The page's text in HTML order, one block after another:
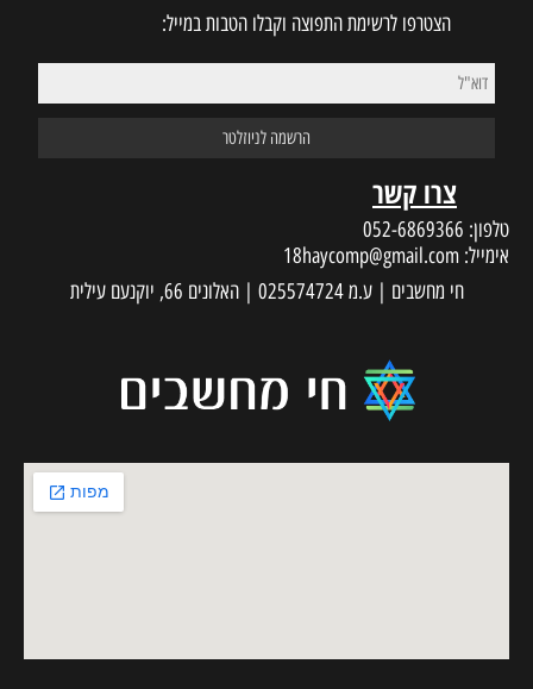
הצטרפו לרשימת התפוצה וקבלו הטבות במייל:
צרו קשר
טלפון: 052-6869366
אימייל: 18haycomp@gmail.com
חי מחשבים | ע.מ 025574724 | האלונים 66, יוקנעם עילית